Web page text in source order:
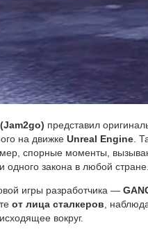
представил
на движке Unreal Engine .
спорные моменты,
одного закона в любой стране.
игры разработчика —
от лица сталкеров ,
вокруг.